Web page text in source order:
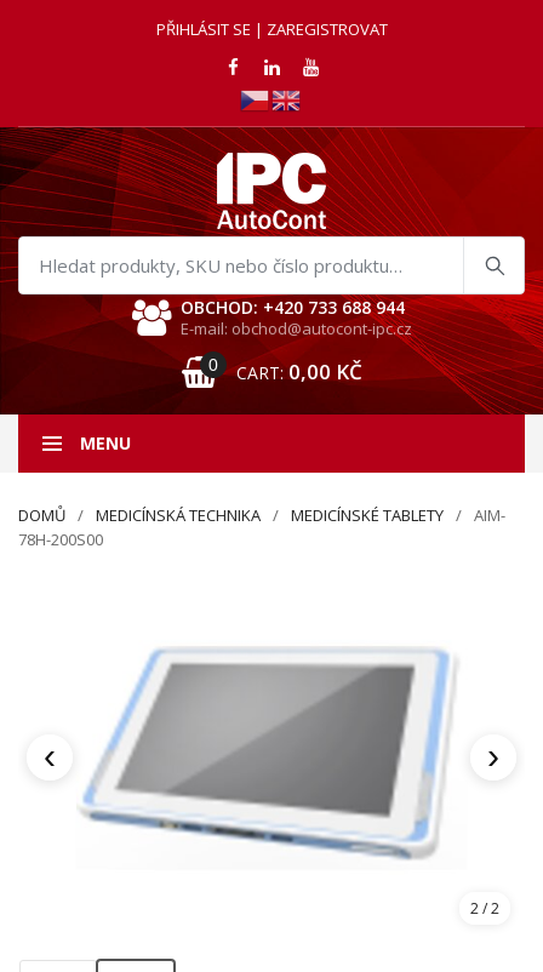
PŘIHLÁSIT SE | ZAREGISTROVAT
Hledat
produkty
OBCHOD: +420 733 688 944
E-mail: obchod@autocont-ipc.cz
0 CART: 0,00 KČ
MENU
DOMŮ MEDICÍNSKÁ TECHNIKA MEDICÍNSKÉ TABLETY
AIM-
78H-200S00
‹ ›
2/ 2